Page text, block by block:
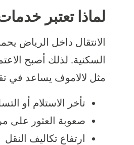
لماذا تعتبر
الانتقال داخل الرياض
السكنية. لذلك أصبح
مثل لالاموف يساعد في
تأخر الاستلام أو
صعوبة العثور على
ارتفاع تكاليف النقل